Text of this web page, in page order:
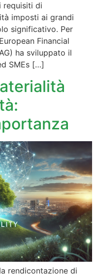
requisiti di
imposti ai grandi
significativo. Per
Financial
ha sviluppato il
SMEs […]
rendicontazione di